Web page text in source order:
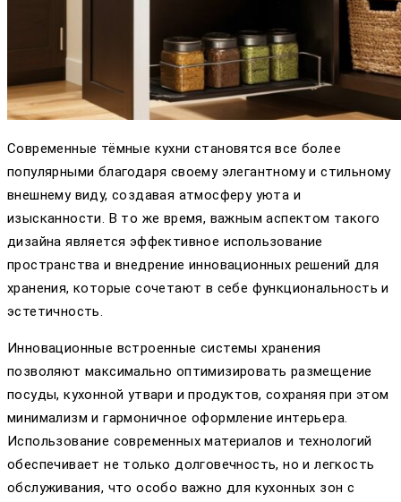
Современные тёмные кухни становятся все более
популярными благодаря своему элегантному и стильному
внешнему виду, создавая атмосферу уюта и
изысканности. В то же время, важным аспектом такого
дизайна является эффективное использование
пространства и внедрение инновационных решений для
хранения, которые сочетают в себе функциональность и
эстетичность.
Инновационные встроенные системы хранения
позволяют максимально оптимизировать размещение
посуды, кухонной утвари и продуктов, сохраняя при этом
минимализм и гармоничное оформление интерьера.
Использование современных материалов и технологий
обеспечивает не только долговечность, но и легкость
обслуживания, что особо важно для кухонных зон с